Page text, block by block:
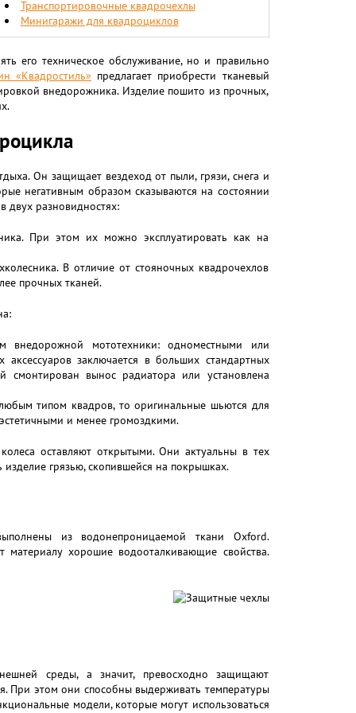
Транспортировочные квадрочехлы
Минигаражи для квадроциклов
его техническое обслуживание, но и правильно
«Квадростиль» предлагает приобрести тканевый
внедорожника. Изделие пошито из прочных,
Он защищает вездеход от пыли, грязи, снега и
негативным образом сказываются на состоянии
двух разновидностях:
При этом их можно эксплуатировать как на
В отличие от стояночных квадрочехлов
прочных тканей.
внедорожной мототехники: одноместными или
заключается в больших стандартных
вынос радиатора или установлена
типом квадров, то оригинальные шьются для
и менее громоздкими.
оставляют открытыми. Они актуальны в тех
изделие грязью, скопившейся на покрышках.
из водонепроницаемой ткани Oxford.
материалу хорошие водооталкивающие свойства.
среды, а значит, превосходно защищают
При этом они способны выдерживать температуры
модели, которые могут использоваться